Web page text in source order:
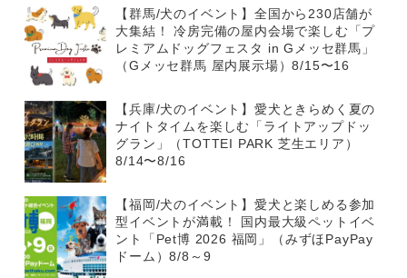
【群馬/犬のイベント】全国から230店舗が
大集結！ 冷房完備の屋内会場で楽しむ「プ
レミアムドッグフェスタ in Gメッセ群馬」
（Gメッセ群馬 屋内展示場）8/15〜16
【兵庫/犬のイベント】愛犬ときらめく夏の
ナイトタイムを楽しむ「ライトアップドッ
グラン」（TOTTEI PARK 芝生エリア）
8/14〜8/16
【福岡/犬のイベント】愛犬と楽しめる参加
型イベントが満載！ 国内最大級ペットイベ
ント「Pet博 2026 福岡」（みずほPayPay
ドーム）8/8～9